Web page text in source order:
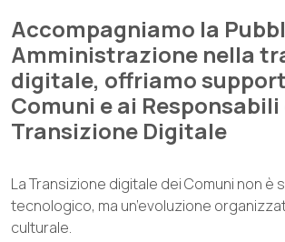
Accompagniamo la
Amministrazione nella
digitale, offriamo
Comuni e ai
Transizione Digitale
La Transizione digitale dei Comuni non è
tecnologico, ma un’evoluzione
culturale.